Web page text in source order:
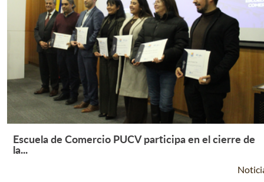
Leer Más +
Escuela de Comercio PUCV participa en el cierre de
la...